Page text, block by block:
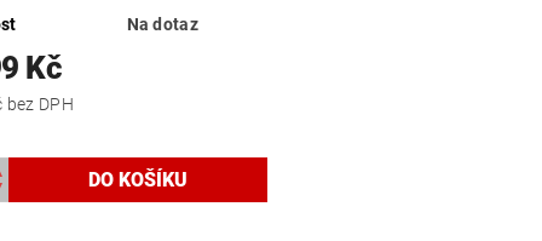
Na dotaz
Kč
51 900 Kč bez DPH